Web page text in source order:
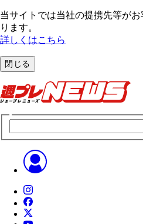
当サイトでは当社の提携先等が
ります。
詳しくはこちら
閉じる